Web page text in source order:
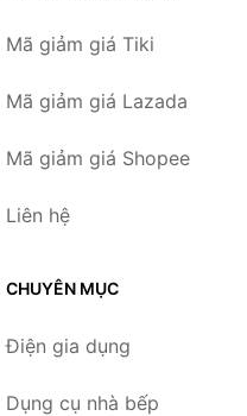
Mã giảm giá Tiki
Mã giảm giá Lazada
Mã giảm giá Shopee
Liên hệ
CHUYÊN MỤC
Điện gia dụng
Dụng cụ nhà bếp